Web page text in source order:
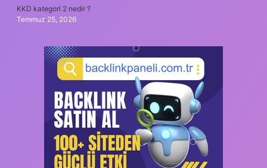
KKD kategori 2 nedir ?
Temmuz 25, 2026